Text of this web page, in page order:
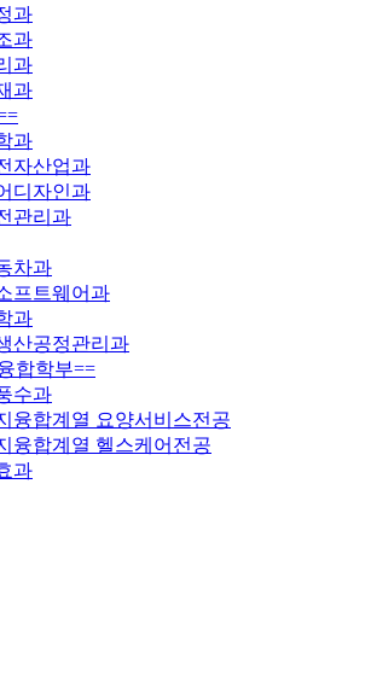
과
과
과
과
과
자산업과
디자인과
관리과
차과
프트웨어과
과
산공정관리과
합학부==
수과
융합계열 요양서비스전공
융합계열 헬스케어전공
과